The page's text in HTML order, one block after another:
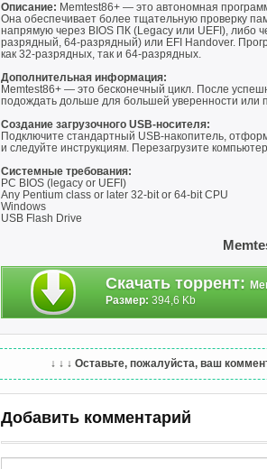
Описание: Memtest86+ — это автономная
Она обеспечивает более тщательную проверку
напрямую через BIOS ПК (Legacy или UEFI), либо
разрядный, 64-разрядный) или EFI Handover.
как 32-разрядных, так и 64-разрядных.
Дополнительная информация:
Memtest86+ — это бесконечный цикл. После
подождать дольше для большей уверенности или
Создание загрузочного USB-носителя:
Подключите стандартный USB-накопитель,
и следуйте инструкциям. Перезагрузите
Системные требования:
PC BIOS (legacy or UEFI)
Any Pentium class or later 32-bit or 64-bit CPU
Windows
USB Flash Drive
Скачать торрент:
Размер: 394,6 Kb
↓ ↓ ↓ Оставьте, пожалуйста, ваш
Добавить комментарий